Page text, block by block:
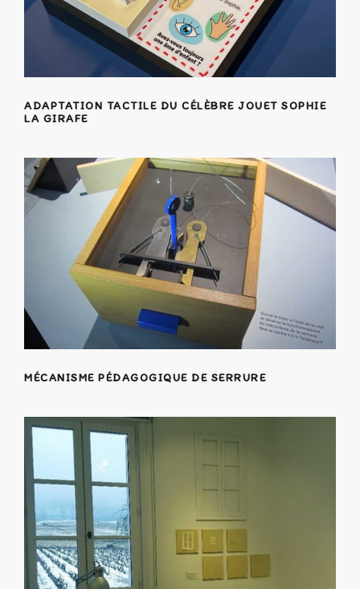
ADAPTATION TACTILE DU CÉLÈBRE JOUET SOPHIE
LA GIRAFE
MÉCANISME PÉDAGOGIQUE DE SERRURE